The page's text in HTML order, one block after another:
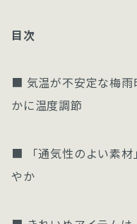
目次
■ 気温が不安定な梅雨
かに温度調節
■ 「通気性のよい素材
やか